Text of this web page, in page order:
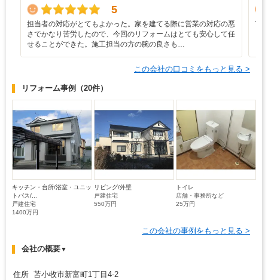
5
担当者の対応がとてもよかった。家を建てる際に営業の対応の悪
さでかなり苦労したので、今回のリフォームはとても安心して任
せることができた。施工担当の方の腕の良さも…
丁
この会社の口コミをもっと見る >
リフォーム事例 （20件）
キッチン・台所/浴室・ユニッ
トバス/...
戸建住宅
1400万円
リビング/外壁
戸建住宅
550万円
トイレ
店舗・事務所など
25万円
この会社の事例をもっと見る >
会社の概要▼
住所 苫小牧市新富町1丁目4-2